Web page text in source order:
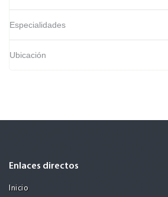
Especialidades
Ubicación
Enlaces directos
Inicio